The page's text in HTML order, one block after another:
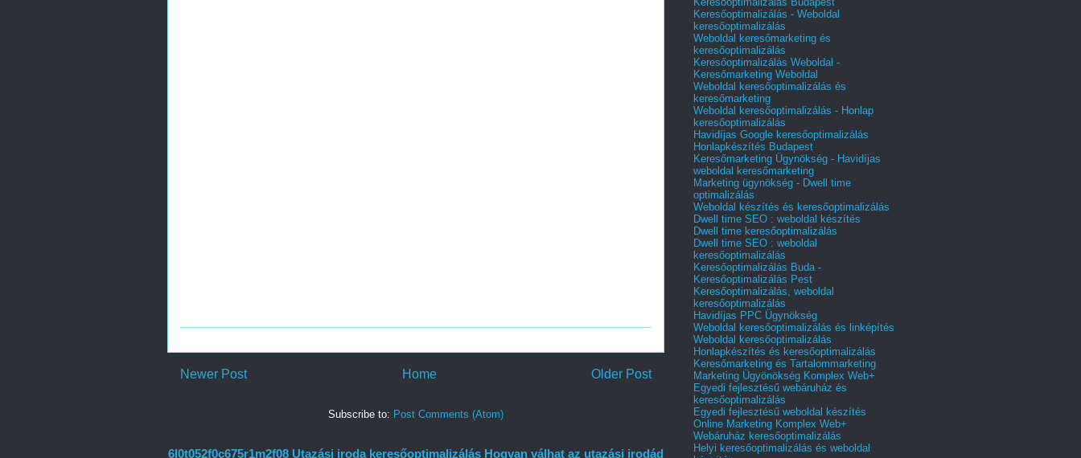
Newer Post Older Post
Home
Subscribe to: Post Comments (Atom)
6l0t052f0c675r1m2f08 Utazási iroda keresőoptimalizálás Hogyan válhat az utazási irodád
Keresőoptimalizálás - Weboldal
keresőoptimalizálás
Weboldal keresőmarketing és
keresőoptimalizálás
Keresőoptimalizálás Weboldal -
Keresőmarketing Weboldal
Weboldal keresőoptimalizálás és
keresőmarketing
Weboldal keresőoptimalizálás - Honlap
keresőoptimalizálás
Havidíjas Google keresőoptimalizálás
Honlapkészítés Budapest
Keresőmarketing Ügynökség - Havidíjas
weboldal keresőmarketing
Marketing ügynökség - Dwell time
optimalizálás
Weboldal készítés és keresőoptimalizálás
Dwell time SEO : weboldal készítés
Dwell time keresőoptimalizálás
Dwell time SEO : weboldal
keresőoptimalizálás
Keresőoptimalizálás Buda -
Keresőoptimalizálás Pest
Keresőoptimalizálás, weboldal
keresőoptimalizálás
Havidíjas PPC Ügynökség
Weboldal keresőoptimalizálás és linképítés
Weboldal keresőoptimalizálás
Honlapkészítés és keresőoptimalizálás
Keresőmarketing és Tartalommarketing
Marketing Ügyönökség Komplex Web+
Egyedi fejlesztésű webáruház és
keresőoptimalizálás
Egyedi fejlesztésű weboldal készítés
Online Marketing Komplex Web+
Webáruház keresőoptimalizálás
Helyi keresőoptimalizálás és weboldal